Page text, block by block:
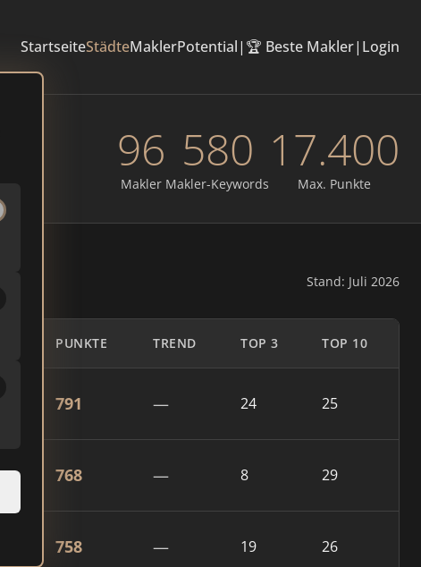
StartseiteStädteMaklerPotential| 🏆 Beste Makler| Login
96
Makler
580
Makler-Keywords
17.400
Max. Punkte
Stand: Juli 2026
PUNKTE TREND TOP 3 TOP 10
791 — 24 25
768 — 8 29
758 — 19 26